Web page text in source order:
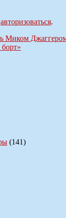
авторизоваться.
Миком
борт»
(141)